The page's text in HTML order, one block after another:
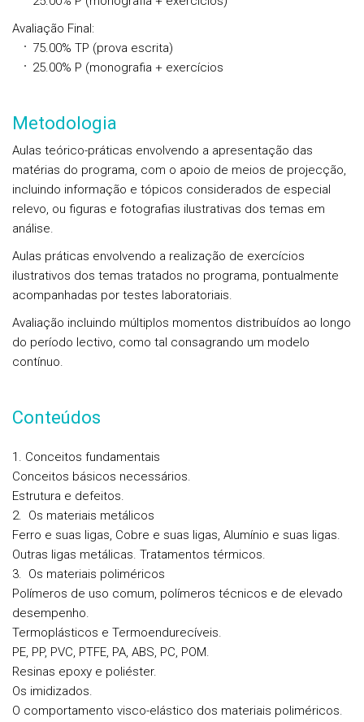
Avaliação Final:
75.00% TP (prova escrita)
25.00% P (monografia + exercícios
Metodologia
Aulas teórico-práticas envolvendo a apresentação das
matérias do programa, com o apoio de meios de projecção,
incluindo informação e tópicos considerados de especial
relevo, ou figuras e fotografias ilustrativas dos temas em
análise.
Aulas práticas envolvendo a realização de exercícios
ilustrativos dos temas tratados no programa, pontualmente
acompanhadas por testes laboratoriais.
Avaliação incluindo múltiplos momentos distribuídos ao longo
do período lectivo, como tal consagrando um modelo
contínuo.
Conteúdos
1. Conceitos fundamentais
Conceitos básicos necessários.
Estrutura e defeitos.
2. Os materiais metálicos
Ferro e suas ligas, Cobre e suas ligas, Alumínio e suas ligas.
Outras ligas metálicas. Tratamentos térmicos.
3. Os materiais poliméricos
Polímeros de uso comum, polímeros técnicos e de elevado
desempenho.
Termoplásticos e Termoendurecíveis.
PE, PP, PVC, PTFE, PA, ABS, PC, POM.
Resinas epoxy e poliéster.
Os imidizados.
O comportamento visco-elástico dos materiais poliméricos.